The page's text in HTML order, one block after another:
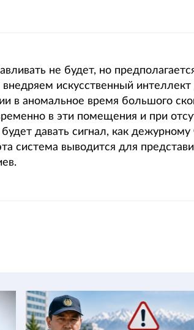
не будет, но
искусственный интеллект
в аномальное время большого
в эти помещения и при
давать сигнал, как дежурному
система выводится для